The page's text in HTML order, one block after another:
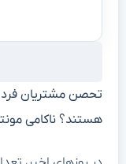
تحصن مشتریان فردا
هستند؟ ناکامی